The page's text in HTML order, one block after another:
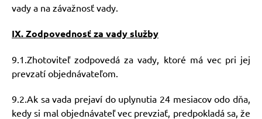
vady a na závažnosť vady.
IX. Zodpovednosť za vady služby
9.1.Zhotoviteľ zodpovedá za vady, ktoré má vec pri jej
prevzatí objednávateľom.
9.2.Ak sa vada prejaví do uplynutia 24 mesiacov odo dňa,
kedy si mal objednávateľ vec prevziať, predpokladá sa, že